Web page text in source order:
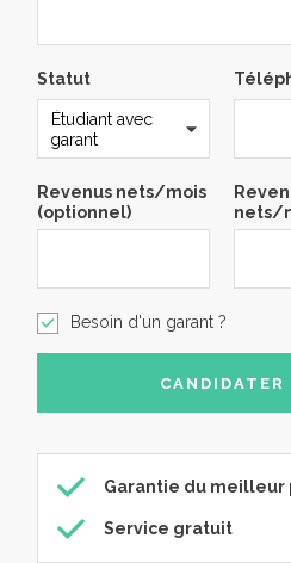
Statut
Revenus nets/mois
(optionnel)
nets/
Besoin d'un garant ?
Garantie du meilleur
Service gratuit